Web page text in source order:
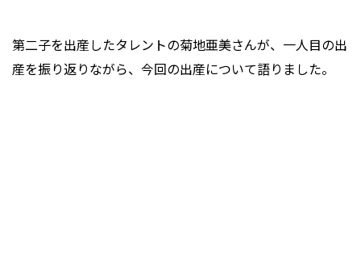
第二子を出産したタレントの菊地亜美さんが、一人目の出
産を振り返りながら、今回の出産について語りました。